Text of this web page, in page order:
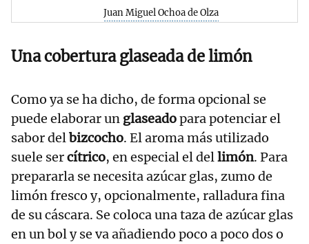
Juan Miguel Ochoa de Olza
Una cobertura glaseada de limón
Como ya se ha dicho, de forma opcional se
puede elaborar un glaseadopara potenciar el
sabor delbizcocho. El aroma más utilizado
suele sercítrico, en especial el dellimón. Para
prepararla se necesita azúcar glas, zumo de
limón fresco y, opcionalmente, ralladura fina
de su cáscara. Se coloca una taza de azúcar glas
en un bol y se va añadiendo poco a poco dos o